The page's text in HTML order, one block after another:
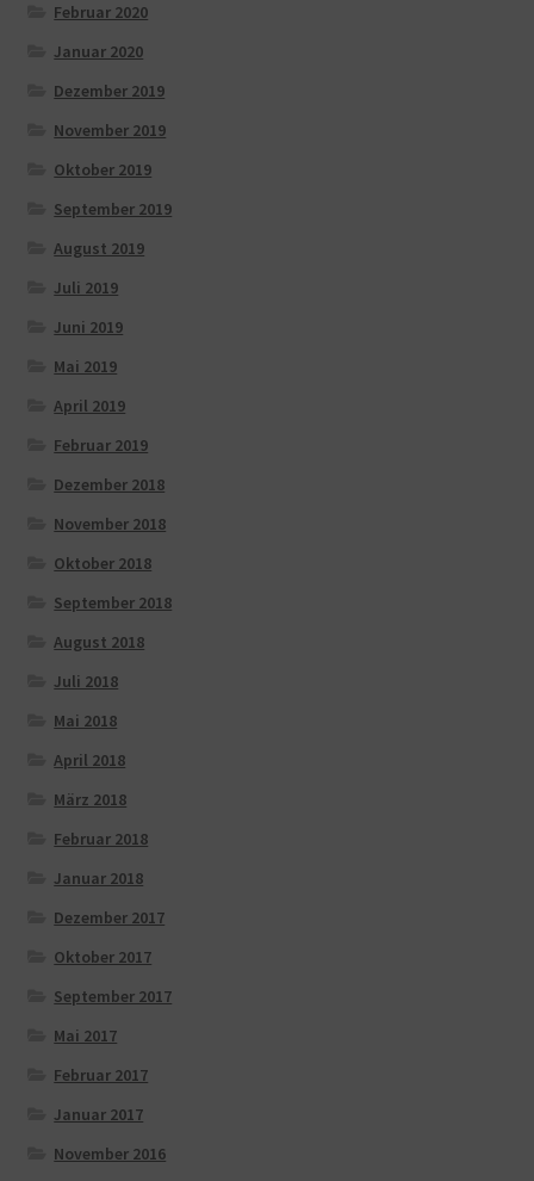
Februar 2020
Januar 2020
Dezember 2019
November 2019
Oktober 2019
September 2019
August 2019
Juli 2019
Juni 2019
Mai 2019
April 2019
Februar 2019
Dezember 2018
November 2018
Oktober 2018
September 2018
August 2018
Juli 2018
Mai 2018
April 2018
März 2018
Februar 2018
Januar 2018
Dezember 2017
Oktober 2017
September 2017
Mai 2017
Februar 2017
Januar 2017
November 2016